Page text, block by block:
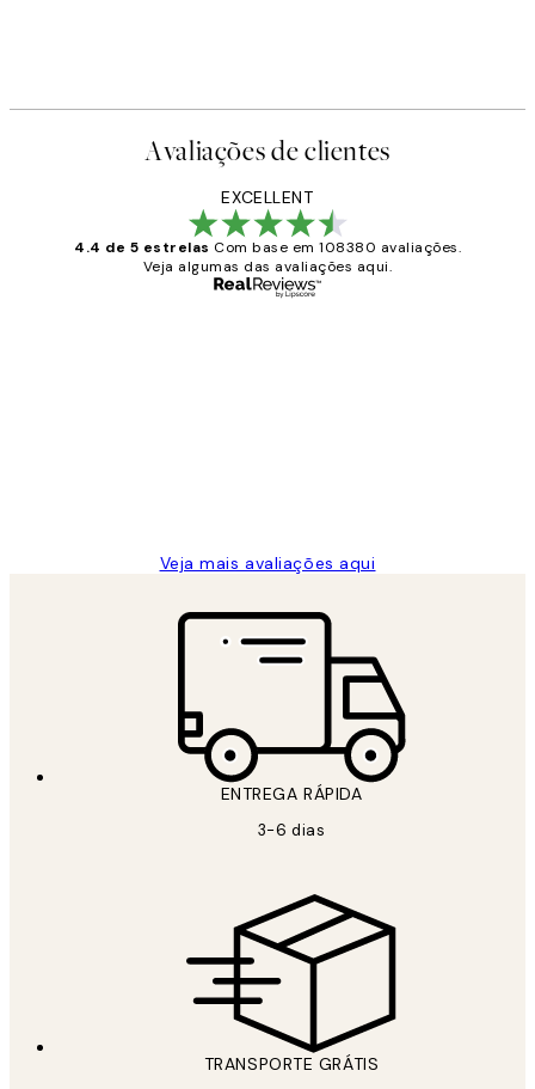
Avaliações de clientes
EXCELLENT
4.4 de 5 estrelas Com base em 108380 avaliações.
Veja algumas das avaliações aqui.
Veja mais avaliações aqui
ENTREGA RÁPIDA
3-6 dias
TRANSPORTE GRÁTIS